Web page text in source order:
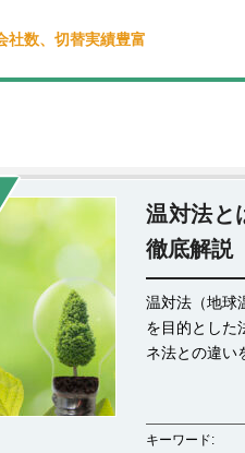
社数、切替実績豊富
温対法と
徹底解説
温対法（地球
を目的とした
ネ法との違い
キーワード: